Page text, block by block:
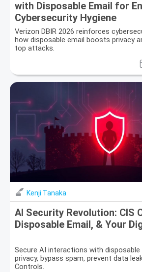
with Disposable Email for
Cybersecurity Hygiene
Verizon DBIR 2026 reinforces
how disposable email boosts privacy
top attacks.
Kenji Tanaka
AI Security Revolution: CIS
Disposable Email, & Your
Secure AI interactions with
privacy, bypass spam, prevent data
Controls.